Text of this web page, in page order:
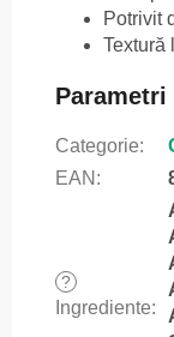
Potrivit
Textură
Categorie:
EAN :
?
Ingrediente: